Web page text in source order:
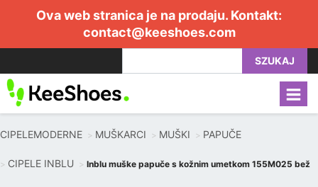
Ova web stranica je na prodaju. Kontakt:
contact@keeshoes.com
SZUKAJ
CIPELEMODERNE MUŠKARCI MUŠKI PAPUČE
CIPELE INBLU Inblu muške papuče s kožnim umetkom 155M025 bež